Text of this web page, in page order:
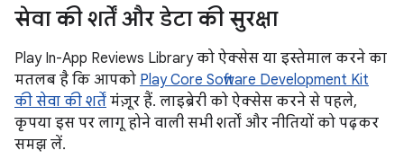
सेवा की शर्तें और डेटा की सुरक्षा
Play In-App Reviews Library को ऐक्सेस या इस्तेमाल करने का
मतलब है कि आपको Play Core Software Development Kit
की सेवा की शर्तें मंज़ूर हैं. लाइब्रेरी को ऐक्सेस करने से पहले,
कृपया इस पर लागू होने वाली सभी शर्तों और नीतियों को पढ़कर
समझ लें.